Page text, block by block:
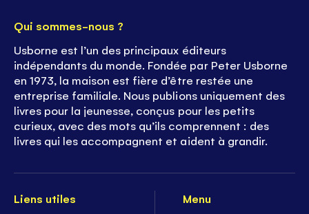
Liens utiles
Menu
Qui sommes-nous ?
Usborne est l’un des principaux éditeurs
indépendants du monde. Fondée par Peter Usborne
en 1973, la maison est fière d’être restée une
entreprise familiale. Nous publions uniquement des
livres pour la jeunesse, conçus pour les petits
curieux, avec des mots qu’ils comprennent : des
livres qui les accompagnent et aident à grandir.